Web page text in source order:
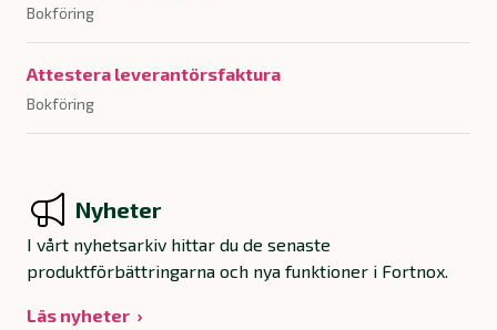
Bokföring
Attestera leverantörsfaktura
Bokföring
Nyheter
I vårt nyhetsarkiv hittar du de senaste
produktförbättringarna och nya funktioner i Fortnox.
Läs nyheter